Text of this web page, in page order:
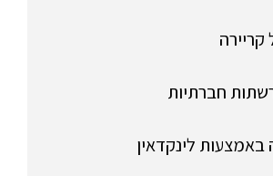
קריירה
חברתיות
באמצעות לינקדאין